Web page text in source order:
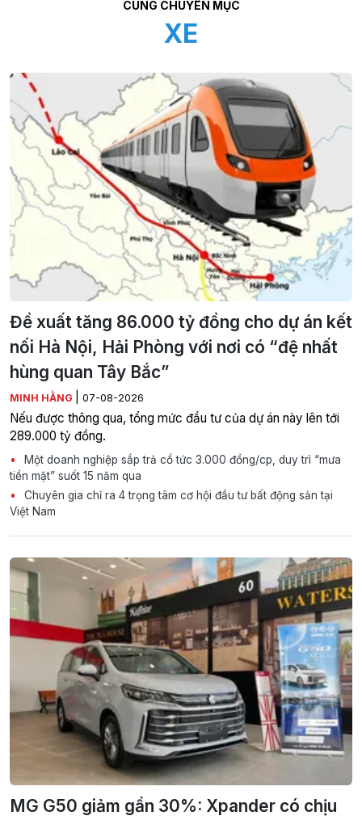
CÙNG CHUYÊN MỤC
XE
Đề xuất tăng 86.000 tỷ đồng cho dự án kết
nối Hà Nội, Hải Phòng với nơi có “đệ nhất
hùng quan Tây Bắc”
MINH HẰNG 07-08-2026
Nếu được thông qua, tổng mức đầu tư của dự án này lên tới
289.000 tỷ đồng.
Một doanh nghiệp sắp trả cổ tức 3.000 đồng/cp, duy trì “mưa
tiền mặt” suốt 15 năm qua
Chuyên gia chỉ ra 4 trọng tâm cơ hội đầu tư bất động sản tại
Việt Nam
MG G50 giảm gần 30%: Xpander có chịu